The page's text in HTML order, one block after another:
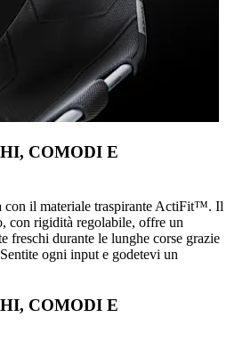
COMODI E
con il materiale traspirante ActiFit™️. Il
con rigidità regolabile, offre un
freschi durante le lunghe corse grazie
ogni input e godetevi un
COMODI E